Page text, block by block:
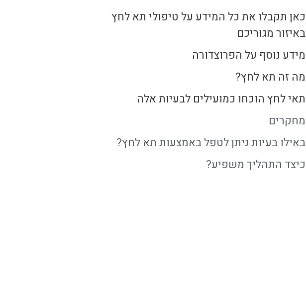
כאן תקבלו את כל המידע על טיפולי תא לחץ
באיזור מגוריכם
מידע נוסף על הפרוצדורה
מה זה תא לחץ?
תאי לחץ הוכחו כמועילים לבעיות אלה
מחקרים
באילו בעיות ניתן לטפל באמצעות תא לחץ?
כיצד התהליך משפיע?